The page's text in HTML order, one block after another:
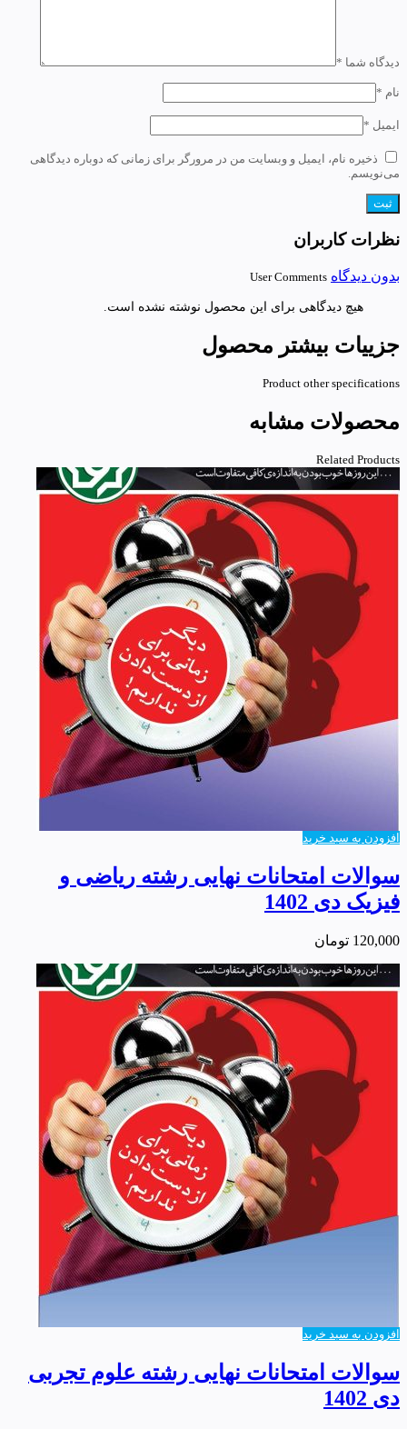
دیدگاه شما *
نام *
ایمیل *
ذخیره نام، ایمیل و وبسایت من در مرورگر برای زمانی که دوباره دیدگاهی
می‌نویسم.
نظرات کاربران
بدون دیدگاه User Comments
هیچ دیدگاهی برای این محصول نوشته نشده است.
جزییات بیشتر محصول
Product other specifications
محصولات مشابه
Related Products
افزودن به سبد خرید
سوالات امتحانات نهایی رشته ریاضی و
فیزیک دی 1402
120,000 تومان
افزودن به سبد خرید
سوالات امتحانات نهایی رشته علوم تجربی
دی 1402